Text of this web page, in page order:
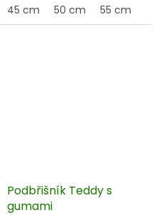
60 cm 65 cm 70 cm
45 cm
50 cm 55 cm
Podbřišník Teddy s
gumami